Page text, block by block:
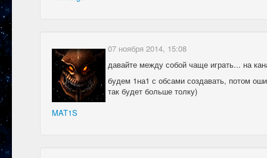
MAT1S
07 ноября 2014, 15:08
давайте между собой чаще играть... на
будем 1на1 с обсами создавать, потом
так будет больше толку)